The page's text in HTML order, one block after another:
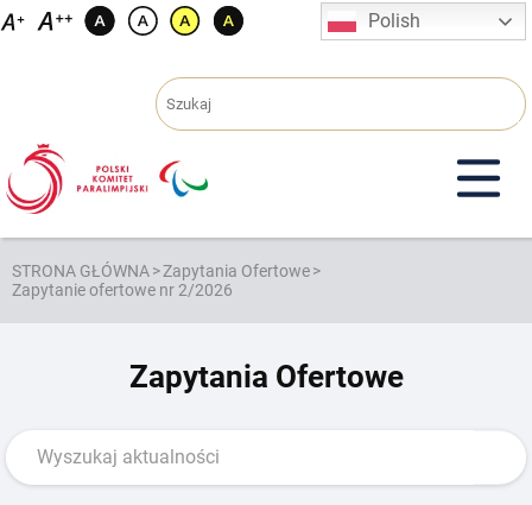
Przejdź
Polish
STRONA GŁÓWNA>Zapytania Ofertowe>
Zapytanie ofertowe nr 2/2026
Zapytania Ofertowe